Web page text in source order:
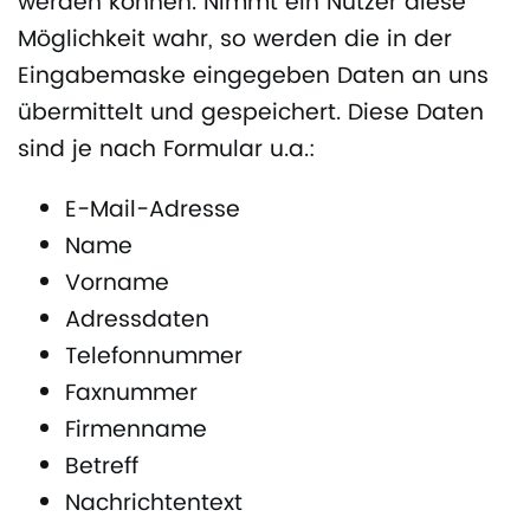
Möglichkeit wahr, so werden die in der
Eingabemaske eingegeben Daten an uns
übermittelt und gespeichert. Diese Daten
sind je nach Formular u.a.:
E-Mail-Adresse
Name
Vorname
Adressdaten
Telefonnummer
Faxnummer
Firmenname
Betreff
Nachrichtentext